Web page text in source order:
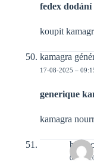
fedex
koupit
kamagra
17-08-2025 –
generique
kamagra
01-12-